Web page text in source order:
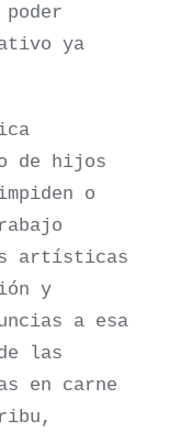
ya
de hijos
o
artísticas
y
a esa
las
en carne